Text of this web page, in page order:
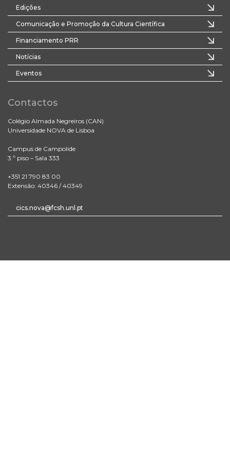
Edições
Comunicação e Promoção da Cultura Científica
Financiamento PRR
Notícias
Eventos
Contactos
Colégio Almada Negreiros (CAN)
Universidade NOVA de Lisboa
Campus de Campolide
3.º piso – Sala 333
+351 21 790 83 00
Extensão: 40346 / 40349
cics.nova@fcsh.unl.pt